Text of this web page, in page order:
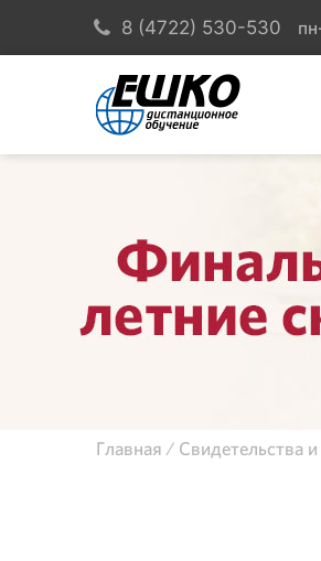
8 (4722) 530-530
Главная Свидетельства